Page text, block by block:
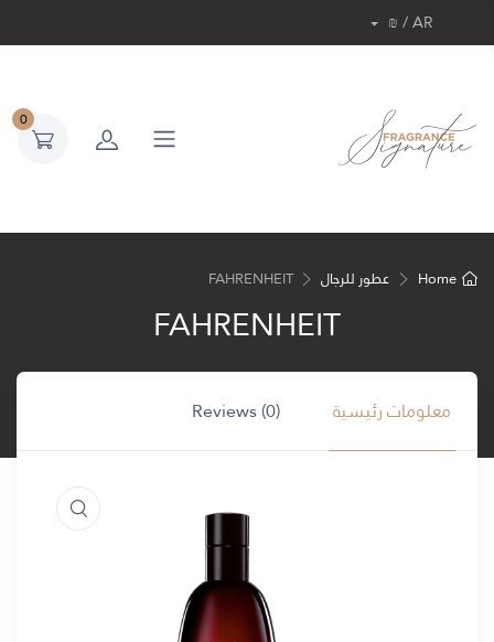
AR / ₪
0
Home عطور للرجال FAHRENHEIT
FAHRENHEIT
معلومات رئيسية Reviews (0)